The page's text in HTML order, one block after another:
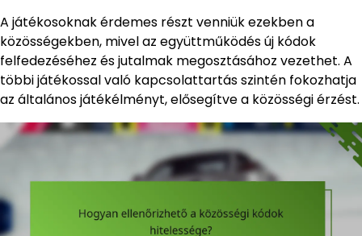
A játékosoknak érdemes részt venniük ezekben a
közösségekben, mivel az együttműködés új kódok
felfedezéséhez és jutalmak megosztásához vezethet. A
többi játékossal való kapcsolattartás szintén fokozhatja
az általános játékélményt, elősegítve a közösségi érzést.